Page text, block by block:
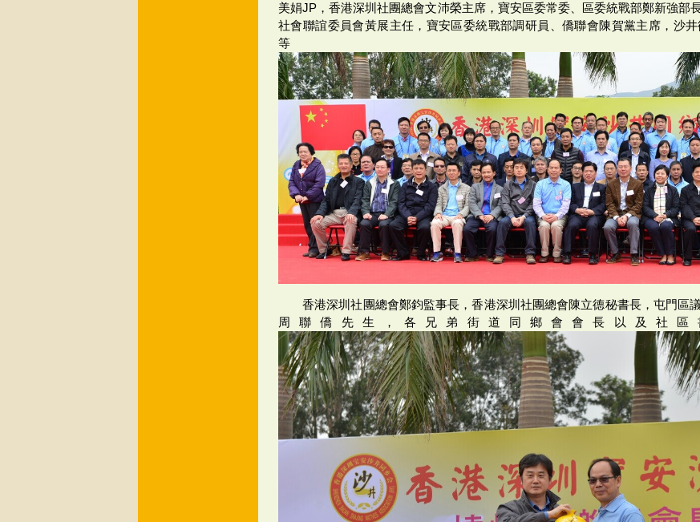
美娟JP，香港深圳社團總會文沛榮主席，寶安區委常委、區委統戰部鄭新強部
社會聯誼委員會黃展主任，寶安區委統戰部調研員、僑聯會陳賀黨主席，沙
等
香港深圳社團總會鄭鈞監事長，香港深圳社團總會陳立德秘書長，屯門區
周聯僑先生，各兄弟街道同鄉會會長以及社區